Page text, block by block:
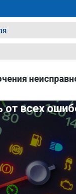
от всех